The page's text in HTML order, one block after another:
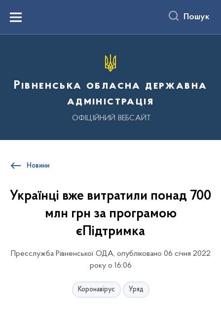
вмістуMenu Пошук
Рівненська обласна державна
адміністрація
ОФІЦІЙНИЙ ВЕБСАЙТ
Новини
Українці вже витратили понад 700
млн грн за програмою
єПідтримка
Пресслужба Рівненської ОДА, опубліковано 06 січня 2022
року о 16:06
Коронавірус Уряд